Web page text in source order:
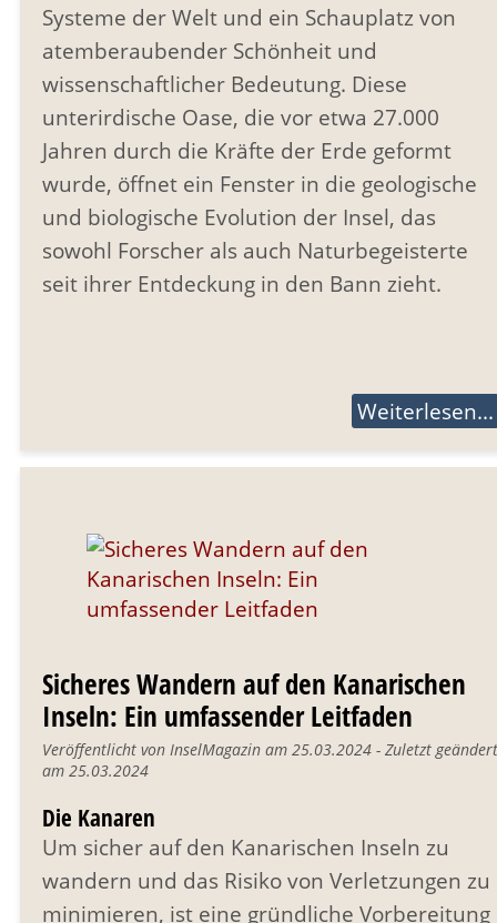
Systeme der Welt und ein Schauplatz von
atemberaubender Schönheit und
wissenschaftlicher Bedeutung. Diese
unterirdische Oase, die vor etwa 27.000
Jahren durch die Kräfte der Erde geformt
wurde, öffnet ein Fenster in die geologische
und biologische Evolution der Insel, das
sowohl Forscher als auch Naturbegeisterte
seit ihrer Entdeckung in den Bann zieht.
Weiterlesen...
Sicheres Wandern auf den Kanarischen
Inseln: Ein umfassender Leitfaden
Veröffentlicht von InselMagazin am 25.03.2024 - Zuletzt geändert
am 25.03.2024
Die Kanaren
Um sicher auf den Kanarischen Inseln zu
wandern und das Risiko von Verletzungen zu
minimieren, ist eine gründliche Vorbereitung